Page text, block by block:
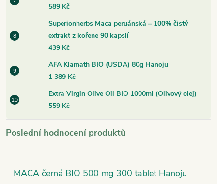
589 Kč
Superionherbs Maca peruánská – 100% čistý
extrakt z kořene 90 kapslí
439 Kč
AFA Klamath BIO (USDA) 80g Hanoju
1 389 Kč
Extra Virgin Olive Oil BIO 1000ml (Olivový olej)
559 Kč
Poslední hodnocení produktů
MACA černá BIO 500 mg 300 tablet Hanoju